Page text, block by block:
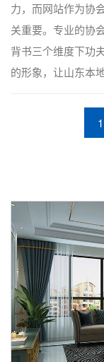
力，而网站作为协
关重要。专业的协
背书三个维度下功
的形象，让山东本
1